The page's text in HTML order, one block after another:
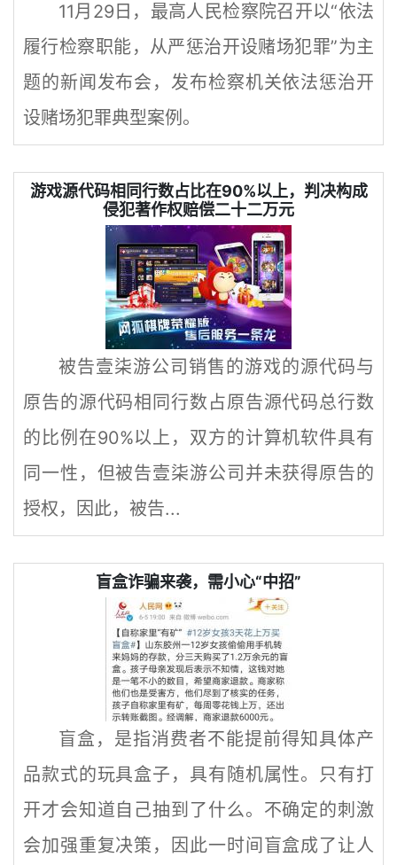
11月29日，最高人民检察院召开以“依法
履行检察职能，从严惩治开设赌场犯罪”为主
题的新闻发布会，发布检察机关依法惩治开
设赌场犯罪典型案例。
游戏源代码相同行数占比在90%以上，判决构成
侵犯著作权赔偿二十二万元
被告壹柒游公司销售的游戏的源代码与
原告的源代码相同行数占原告源代码总行数
的比例在90%以上，双方的计算机软件具有
同一性，但被告壹柒游公司并未获得原告的
授权，因此，被告...
盲盒诈骗来袭，需小心“中招”
盲盒，是指消费者不能提前得知具体产
品款式的玩具盒子，具有随机属性。只有打
开才会知道自己抽到了什么。不确定的刺激
会加强重复决策，因此一时间盲盒成了让人